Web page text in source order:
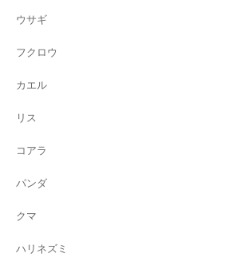
ウサギ
フクロウ
カエル
リス
コアラ
パンダ
クマ
ハリネズミ